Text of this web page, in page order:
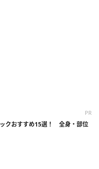
PR
クおすすめ15選！ 全身・部位